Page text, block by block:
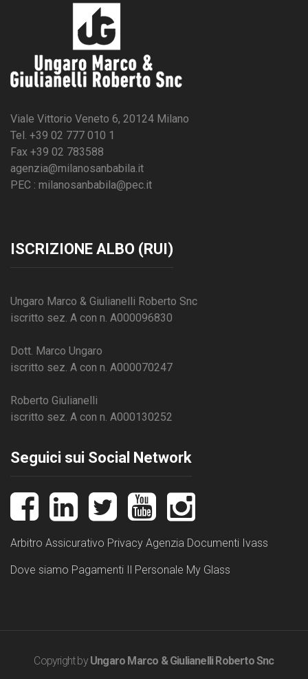
Viale Vittorio Veneto 6, 20124 Milano
Tel. +39 02 777 010 1
Fax +39 02 783588
agenzia@milanosanbabila.it
PEC : milanosanbabila@pec.it
ISCRIZIONE ALBO (RUI)
Ungaro Marco & Giulianelli Roberto Snc
iscritto sez. A con n. A000096830
Dott. Marco Ungaro
iscritto sez. A con n. A000070247
Roberto Giulianelli
iscritto sez. A con n. A000130252
Seguici sui Social Network
Arbitro Assicurativo Privacy Agenzia Documenti Ivass
Dove siamo Pagamenti Il Personale My Glass
Copyright by Ungaro Marco & Giulianelli Roberto Snc